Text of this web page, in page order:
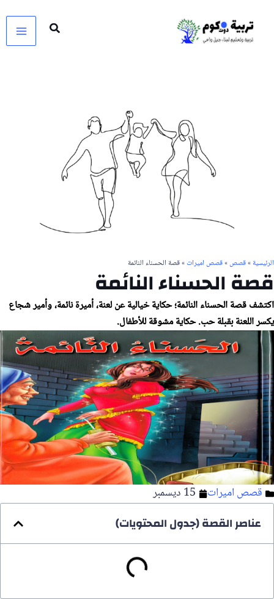
المحتوى
الرئيسية»قصص»قصص اميرات» قصة الحسناء النائمة
قصة الحسناء النائمة
اكتشف قصة الحسناء النائمة؛ حكاية خيالية عن لعنة، أميرة نائمة، وأمير شجاع
يكسر اللعنة بقبلة حب. حكاية مشوقة للأطفال.
قصص اميرات 15 ديسمبر
عناصر القصة (جدول المحتويات)